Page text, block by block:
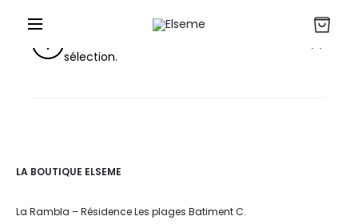
sélection.
LA BOUTIQUE ELSEME
La Rambla – Résidence Les plages Batiment C.